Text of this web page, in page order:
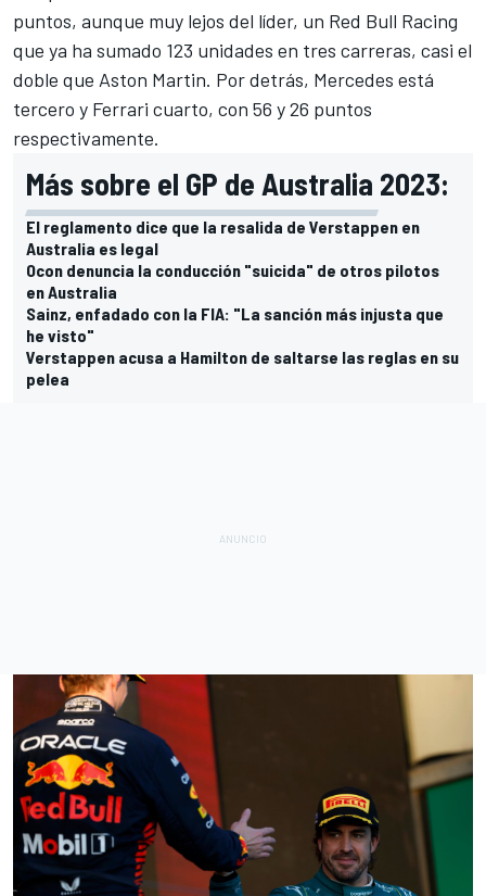
puntos, aunque muy lejos del líder, un Red Bull Racing
que ya ha sumado 123 unidades en tres carreras, casi el
doble que Aston Martin. Por detrás, Mercedes está
tercero y Ferrari cuarto, con 56 y 26 puntos
respectivamente.
Más sobre el GP de Australia 2023:
El reglamento dice que la resalida de Verstappen en
Australia es legal
Ocon denuncia la conducción "suicida" de otros pilotos
en Australia
Sainz, enfadado con la FIA: "La sanción más injusta que
he visto"
Verstappen acusa a Hamilton de saltarse las reglas en su
pelea